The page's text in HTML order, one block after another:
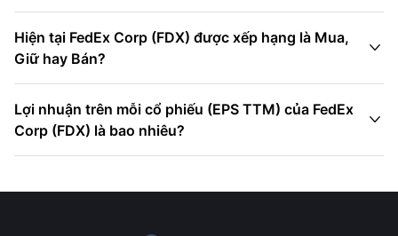
Hiện tại FedEx Corp (FDX) được xếp hạng là Mua,
Giữ hay Bán?

Lợi nhuận trên mỗi cổ phiếu (EPS TTM) của FedEx
Corp (FDX) là bao nhiêu?
